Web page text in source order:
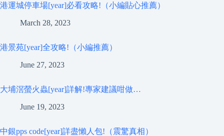
港運城停車場[year]必看攻略!（小編貼心推薦）
March 28, 2023
港景苑[year]全攻略!（小編推薦）
June 27, 2023
大埔滘螢火蟲[year]詳解!專家建議咁做…
June 19, 2023
中銀pps code[year]詳盡懶人包!（震驚真相）